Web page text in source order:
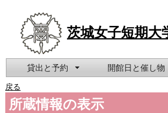
茨城女子短期大
貸出と予約 開館日と催し物
戻る
所蔵情報の表示